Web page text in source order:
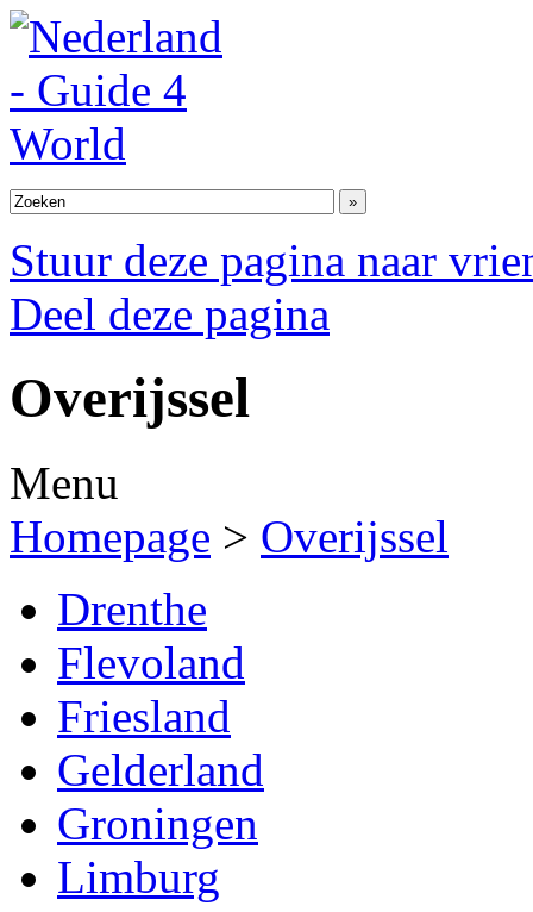
Stuur deze pagina naar
Deel deze pagina
Overijssel
Menu
Homepage > Overijssel
Drenthe
Flevoland
Friesland
Gelderland
Groningen
Limburg